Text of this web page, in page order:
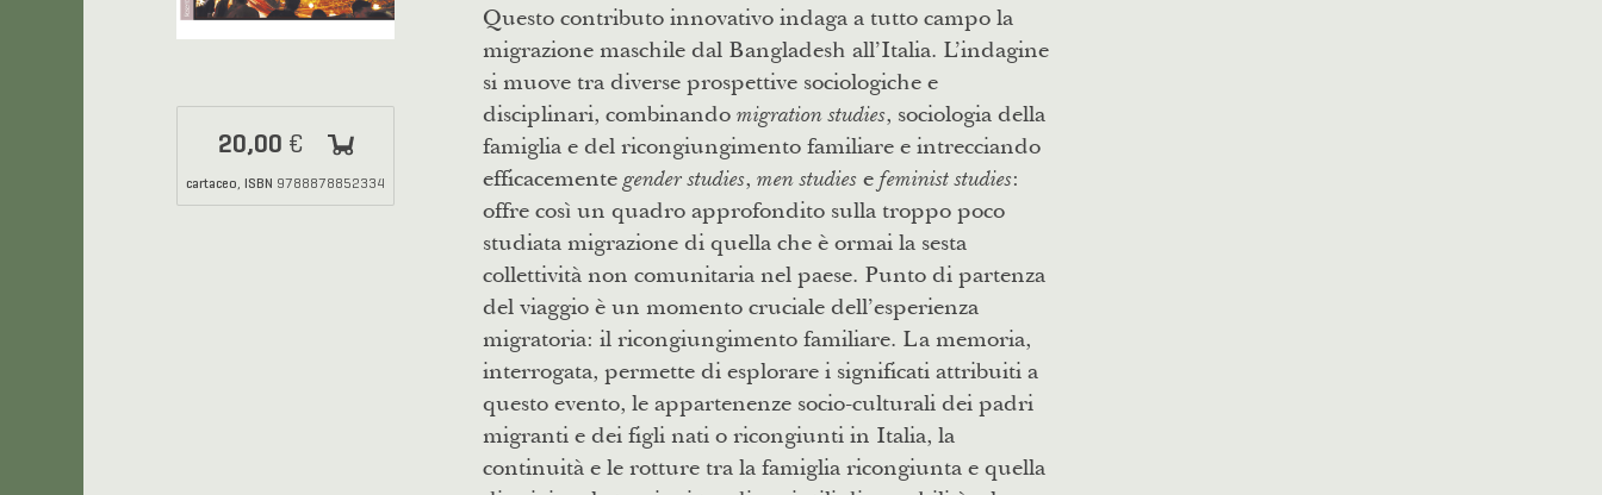
20,00 €
cartaceo, ISBN 9788878852334
Questo contributo innovativo indaga a tutto campo la
migrazione maschile dal Bangladesh all’Italia. L’indagine
si muove tra diverse prospettive sociologiche e
disciplinari, combinando migration studies, sociologia della
famiglia e del ricongiungimento familiare e intrecciando
efficacemente gender studies, men studiese feminist studies:
offre così un quadro approfondito sulla troppo poco
studiata migrazione di quella che è ormai la sesta
collettività non comunitaria nel paese. Punto di partenza
del viaggio è un momento cruciale dell’esperienza
migratoria: il ricongiungimento familiare. La memoria,
interrogata, permette di esplorare i significati attribuiti a
questo evento, le appartenenze socio-culturali dei padri
migranti e dei figli nati o ricongiunti in Italia, la
continuità e le rotture tra la famiglia ricongiunta e quella